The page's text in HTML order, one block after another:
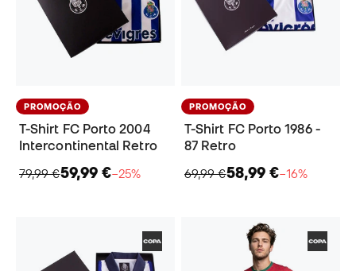
PROMOÇÃO
T-Shirt FC Porto 2004
Intercontinental Retro
79,99 €59,99 €−25%
PROMOÇÃO
T-Shirt FC Porto 1986 -
87 Retro
69,99 €58,99 €−16%